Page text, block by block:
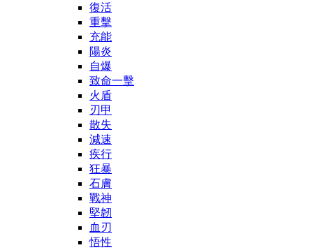
復活
重擊
充能
陽炎
自爆
致命一擊
火盾
刃甲
散失
減速
疾行
狂暴
石膚
戰神
堅韌
血刃
悟性